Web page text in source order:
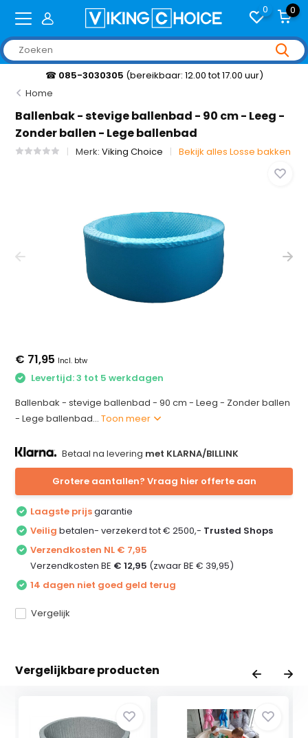
0 0
☎ 085-3030305 (bereikbaar: 12.00 tot 17.00 uur)
Home
Ballenbak - stevige ballenbad - 90 cm - Leeg -
Zonder ballen - Lege ballenbad
Merk:Viking Choice Bekijk alles Losse bakken
€ 71,95 Incl. btw
Levertijd: 3 tot 5 werkdagen
Ballenbak - stevige ballenbad - 90 cm - Leeg - Zonder ballen
- Lege ballenbad...Toon meer
Betaal na levering met KLARNA/BILLINK
Grotere aantallen? Vraag hier offerte aan
Laagste prijsgarantie
Veilig betalen- verzekerd tot € 2500,- Trusted Shops
Verzendkosten NL € 7,95
Verzendkosten BE € 12,95 (zwaar BE € 39,95)
14 dagen niet goed geld terug
Vergelijk
Vergelijkbare producten